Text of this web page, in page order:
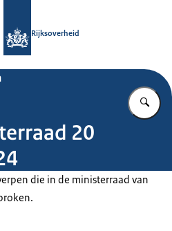
Rijksoverheid
20
die in de ministerraad van